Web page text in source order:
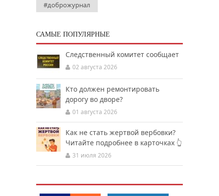
#доброжурнал
САМЫЕ ПОПУЛЯРНЫЕ
Следственный комитет сообщает
02 августа 2026
Кто должен ремонтировать
дорогу во дворе?
01 августа 2026
Как не стать жертвой вербовки?
Читайте подробнее в карточках 👆
31 июля 2026